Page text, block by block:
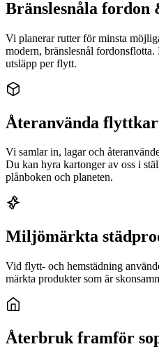
Bränslesnåla
Vi planerar rutter för minsta
modern, bränslesnål
utsläpp per flytt.
Återanvända
Vi samlar in, lagar och
Du kan hyra kartonger av oss i
plånboken och planeten.
Miljömärkta
Vid flytt- och hemstädning
märkta produkter som är
Återbruk framför